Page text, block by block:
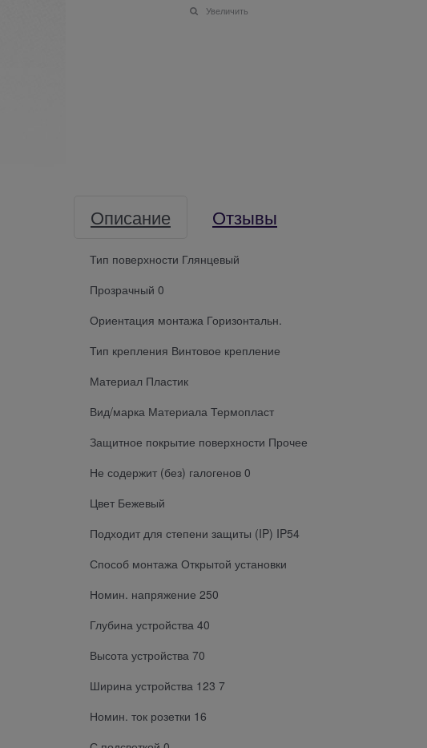
Увеличить
Описание Отзывы
Тип поверхности Глянцевый
Прозрачный 0
Ориентация монтажа Горизонтальн.
Тип крепления Винтовое крепление
Материал Пластик
Вид/марка Материала Термопласт
Защитное покрытие поверхности Прочее
Не содержит (без) галогенов 0
Цвет Бежевый
Подходит для степени защиты (IP) IP54
Способ монтажа Открытой установки
Номин. напряжение 250
Глубина устройства 40
Высота устройства 70
Ширина устройства 123 7
Номин. ток розетки 16